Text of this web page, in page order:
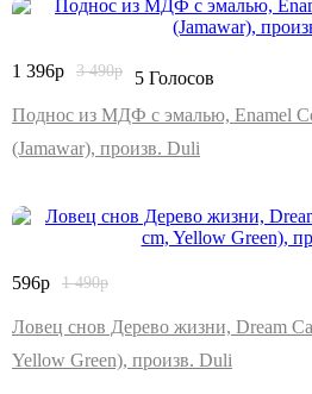
1 396р 3 490р
5 Голосов
Поднос из МДФ с эмалью, Enamel
(Jamawar), произв. Duli
596р 1 490р
Ловец снов Дерево жизни, Dream
Yellow Green), произв. Duli